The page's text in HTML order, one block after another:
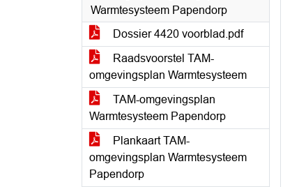
Warmtesysteem Papendorp
Dossier 4420 voorblad.pdf
Raadsvoorstel TAM-
omgevingsplan Warmtesysteem
TAM-omgevingsplan
Warmtesysteem Papendorp
Plankaart TAM-
omgevingsplan Warmtesysteem
Papendorp